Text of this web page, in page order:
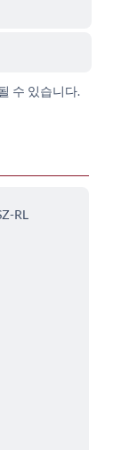
수 있습니다.
RL